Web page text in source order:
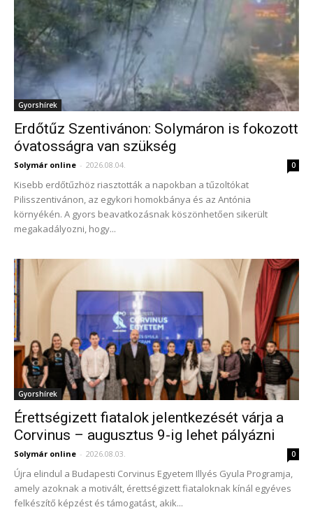
Gyorshírek
Erdőtűz Szentivánon: Solymáron is fokozott
óvatosságra van szükség
Solymár online - 2026.08.04. 0
Kisebb erdőtűzhöz riasztották a napokban a tűzoltókat
Pilisszentivánon, az egykori homokbánya és az Antónia
környékén. A gyors beavatkozásnak köszönhetően sikerült
megakadályozni, hogy...
Gyorshírek
Érettségizett fiatalok jelentkezését várja a
Corvinus – augusztus 9-ig lehet pályázni
Solymár online - 2026.08.03. 0
Újra elindul a Budapesti Corvinus Egyetem Illyés Gyula Programja,
amely azoknak a motivált, érettségizett fiataloknak kínál egyéves
felkészítő képzést és támogatást, akik...